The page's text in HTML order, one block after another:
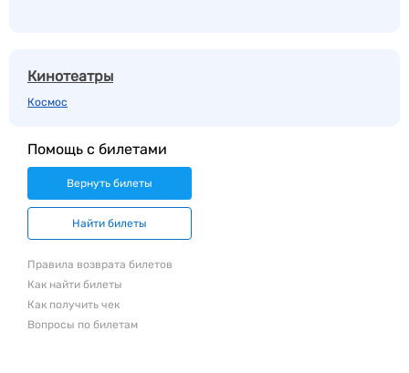
Кинотеатры
Космос
Помощь с билетами
Вернуть билеты
Найти билеты
Правила возврата билетов
Как найти билеты
Как получить чек
Вопросы по билетам